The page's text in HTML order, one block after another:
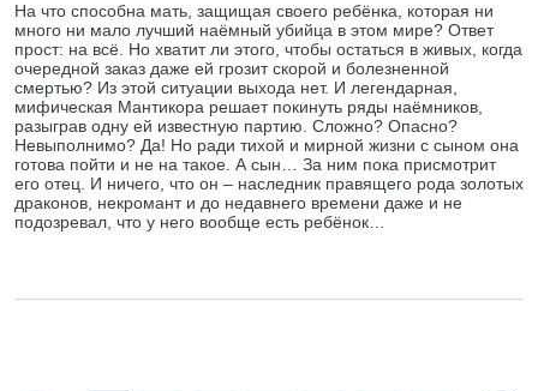
На что способна мать, защищая своего ребёнка, которая ни
много ни мало лучший наёмный убийца в этом мире? Ответ
прост: на всё. Но хватит ли этого, чтобы остаться в живых, когда
очередной заказ даже ей грозит скорой и болезненной
смертью? Из этой ситуации выхода нет. И легендарная,
мифическая Мантикора решает покинуть ряды наёмников,
разыграв одну ей известную партию. Сложно? Опасно?
Невыполнимо? Да! Но ради тихой и мирной жизни с сыном она
готова пойти и не на такое. А сын… За ним пока присмотрит
его отец. И ничего, что он – наследник правящего рода золотых
драконов, некромант и до недавнего времени даже и не
подозревал, что у него вообще есть ребёнок…